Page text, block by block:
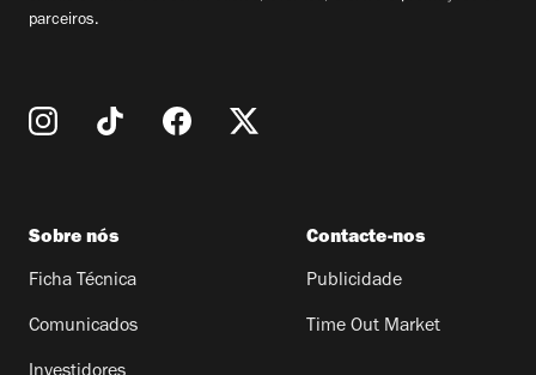
parceiros.
Sobre nós
Ficha Técnica
Comunicados
Contacte-nos
Publicidade
Time Out Market